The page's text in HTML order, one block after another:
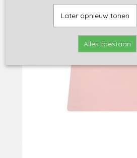
Later opnieuw tonen
Alles toestaan